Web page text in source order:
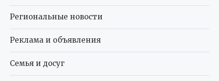
Региональные новости
Реклама и объявления
Семья и досуг